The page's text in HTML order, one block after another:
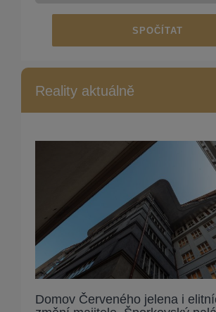
SPOČÍTAT
Reality aktuálně
Domov Červeného jelena i